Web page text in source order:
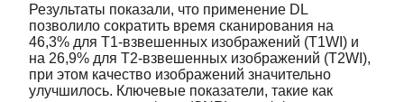
Результаты показали, что применение DL
позволило сократить время сканирования на
46,3% для T1-взвешенных изображений (T1WI) и
на 26,9% для T2-взвешенных изображений (T2WI),
при этом качество изображений значительно
улучшилось. Ключевые показатели, такие как